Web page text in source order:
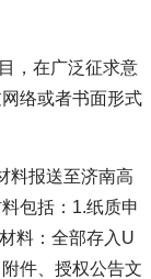
，在广泛征求意
络或者书面形式
料报送至济南高
包括：1.纸质申
料：全部存入U
件、授权公告文